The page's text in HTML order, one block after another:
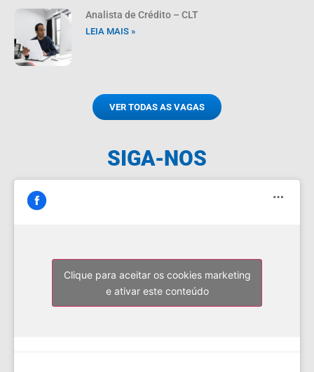
Analista de Crédito – CLT
LEIA MAIS »
VER TODAS AS VAGAS
SIGA-NOS
Clique para aceitar os cookies marketing
e ativar este conteúdo